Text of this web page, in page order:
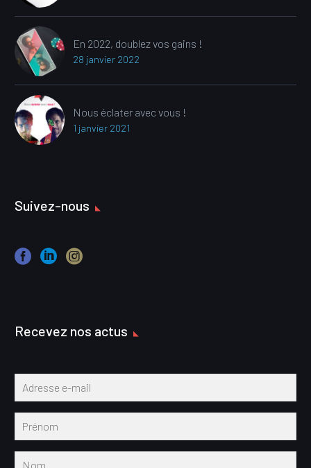
En 2022, doublez vos gains !
28 janvier 2022
Nous éclater avec vous !
1 janvier 2021
Suivez-nous
Recevez nos actus